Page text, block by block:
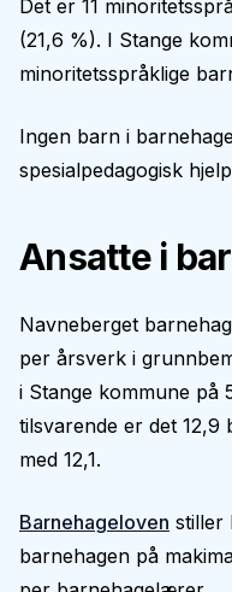
Det er 11
(21,6 %). I Stange
minoritetsspråklige
Ingen barn i
spesialpedagogisk
Ansatte i
Navneberget
per årsverk i
i Stange kommune på
tilsvarende er det 12,9
med 12,1.
Barnehageloven stiller
barnehagen på